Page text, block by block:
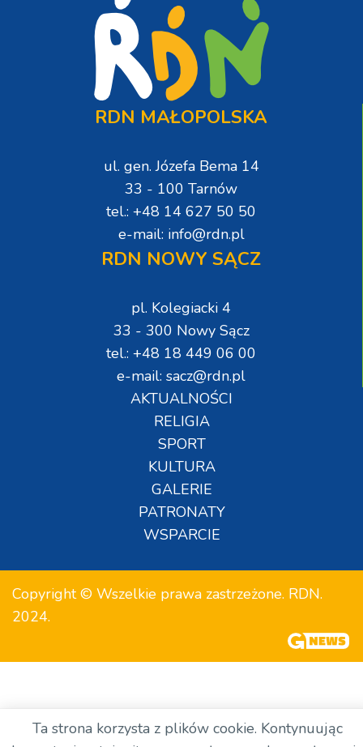
RDN MAŁOPOLSKA
ul. gen. Józefa Bema 14
33 - 100 Tarnów
tel.: +48 14 627 50 50
e-mail: info@rdn.pl
RDN NOWY SĄCZ
pl. Kolegiacki 4
33 - 300 Nowy Sącz
tel.: +48 18 449 06 00
e-mail: sacz@rdn.pl
AKTUALNOŚCI
RELIGIA
SPORT
KULTURA
GALERIE
PATRONATY
WSPARCIE
Copyright © Wszelkie prawa zastrzeżone. RDN.
2024.
Ta strona korzysta z plików cookie. Kontynuując